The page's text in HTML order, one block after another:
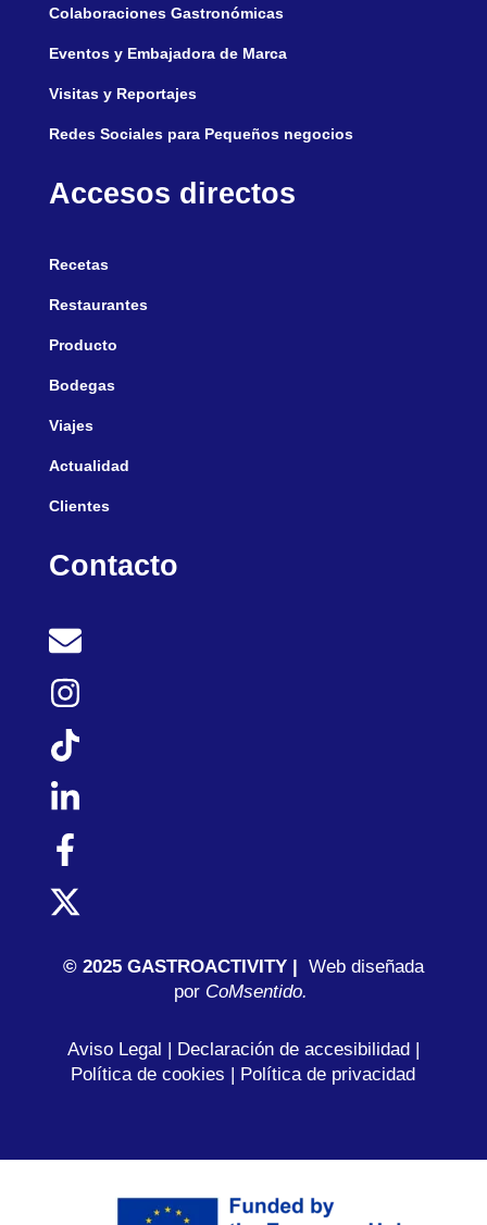
Colaboraciones Gastronómicas
Eventos y Embajadora de Marca
Visitas y Reportajes
Redes Sociales para Pequeños negocios
Accesos directos
Recetas
Restaurantes
Producto
Bodegas
Viajes
Actualidad
Clientes
Contacto
© 2025 GASTROACTIVITY |
Web diseñada
porCoMsentido.
Aviso Legal Declaración de accesibilidad
Política de cookies
Política de privacidad